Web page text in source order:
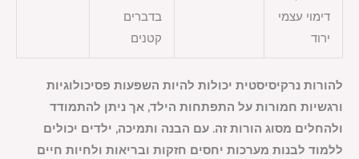
דימוי עצמי
ירוד
בדברים
קטנים
להורות נרקיסיסטית יכולות להיות השפעות פסיכולוגיות
ורגשיות חמורות על התפתחות הילד, אך ניתן להתמודד
ולהחלים מסוג הורות זה. עם הבנה ותמיכה, ילדים יכולים
ללמוד לבנות מערכות יחסים חזקות ובריאות ולחיות חיים